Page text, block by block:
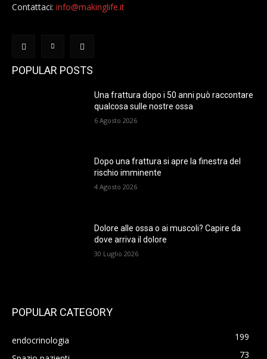
Contattaci: info@makinglife.it
POPULAR POSTS
Una frattura dopo i 50 anni può raccontare
qualcosa sulle nostre ossa
6 Agosto 2026
Dopo una frattura si apre la finestra del
rischio imminente
4 Agosto 2026
Dolore alle ossa o ai muscoli? Capire da
dove arriva il dolore
30 Luglio 2026
POPULAR CATEGORY
endocrinologia
199
73